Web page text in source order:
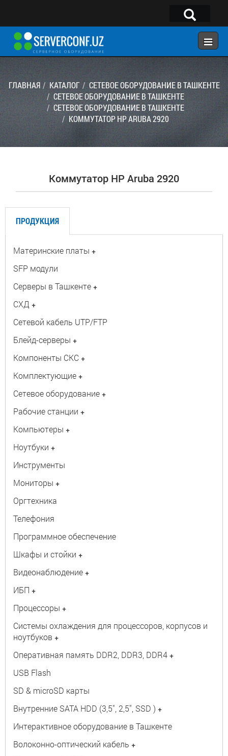
×
ГЛАВНАЯ
КОНФИГУРАТОР
КАТАЛОГ
УСЛУГИ
Telegram:@serverconf_uz
Тел: (90) 932-18-00
ГЛАВНАЯ КАТАЛОГ
СЕТЕВОЕ ОБОРУДОВАНИЕ В ТАШКЕНТЕ
СЕТЕВОЕ ОБОРУДОВАНИЕ В ТАШКЕНТЕ
СЕТЕВОЕ ОБОРУДОВАНИЕ В ТАШКЕНТЕ
КОММУТАТОР HP ARUBA 2920
Коммутатор HP Aruba 2920
ПРОДУКЦИЯ
Материнские платы +
SFP модули
Серверы в Ташкенте +
СХД +
Сетевой кабель UTP/FTP
Блейд-серверы +
Компоненты СКС +
Комплектующие +
Сетевое оборудование +
Рабочие станции +
Компьютеры +
Ноутбуки +
Инструменты
Мониторы +
Оргтехника
Телефония
Программное обеспечение
Шкафы и стойки +
Видеонаблюдение +
ИБП +
Процессоры +
Системы охлаждения для процессоров, корпусов и
ноутбуков +
Оперативная память DDR2, DDR3, DDR4 +
USB Flash
SD & microSD карты
Внутренние SATA HDD (3,5", 2,5", SSD ) +
Интерактивное оборудование в Ташкенте
Волоконно-оптический кабель +